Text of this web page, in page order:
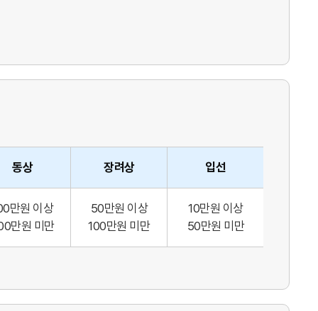
동상 장려상 입선
만원 이상
만원 미만
50만원 이상
100만원 미만
10만원 이상
50만원 미만